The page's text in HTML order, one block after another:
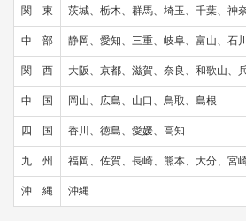
関 東 茨城、栃木、群馬、埼玉、千葉、神
中 部 静岡、愛知、三重、岐阜、富山、石
関 西 大阪、京都、滋賀、奈良、和歌山、
中 国 岡山、広島、山口、鳥取、島根
四 国 香川、徳島、愛媛、高知
九 州 福岡、佐賀、長崎、熊本、大分、宮
沖 縄 沖縄